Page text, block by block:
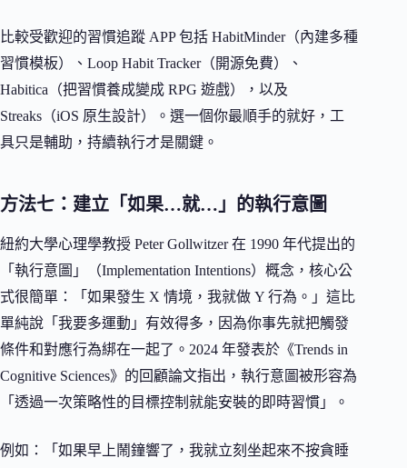
比較受歡迎的習慣追蹤 APP 包括 HabitMinder（內建多種
習慣模板）、Loop Habit Tracker（開源免費）、
Habitica（把習慣養成變成 RPG 遊戲），以及
Streaks（iOS 原生設計）。選一個你最順手的就好，工
具只是輔助，持續執行才是關鍵。
方法七：建立「如果…就…」的執行意圖
紐約大學心理學教授 Peter Gollwitzer 在 1990 年代提出的
「執行意圖」（Implementation Intentions）概念，核心公
式很簡單：「如果發生 X 情境，我就做 Y 行為。」這比
單純說「我要多運動」有效得多，因為你事先就把觸發
條件和對應行為綁在一起了。2024 年發表於《Trends in
Cognitive Sciences》的回顧論文指出，執行意圖被形容為
「透過一次策略性的目標控制就能安裝的即時習慣」。
例如：「如果早上鬧鐘響了，我就立刻坐起來不按貪睡